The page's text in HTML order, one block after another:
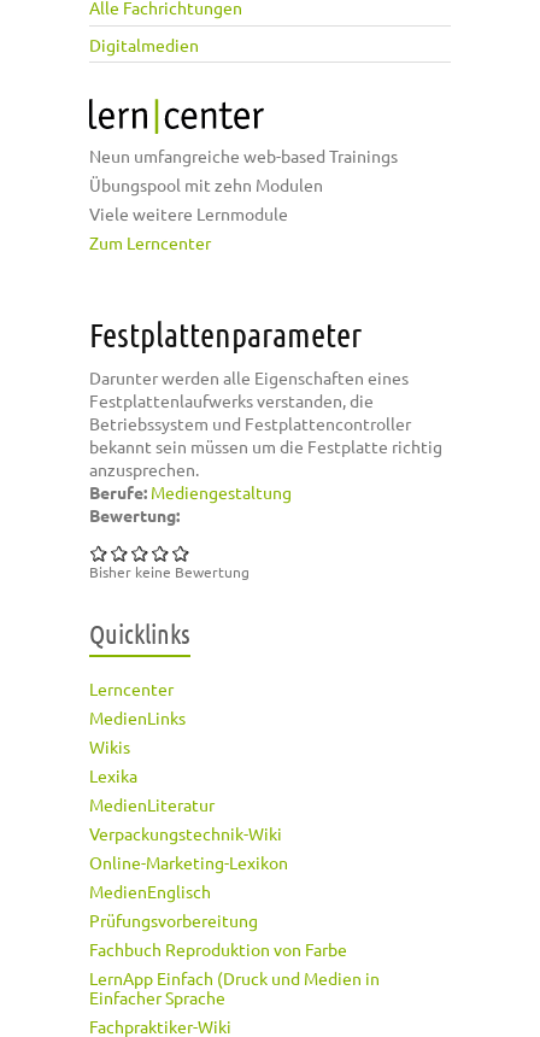
Alle Fachrichtungen
Digitalmedien
Neun umfangreiche web-based Trainings
Übungspool mit zehn Modulen
Viele weitere Lernmodule
Zum Lerncenter
Festplattenparameter
Darunter werden alle Eigenschaften eines
Festplattenlaufwerks verstanden, die
Betriebssystem und Festplattencontroller
bekannt sein müssen um die Festplatte richtig
anzusprechen.
Berufe: Mediengestaltung
Bewertung:
Bisher keine Bewertung
Quicklinks
Lerncenter
MedienLinks
Wikis
Lexika
MedienLiteratur
Verpackungstechnik-Wiki
Online-Marketing-Lexikon
MedienEnglisch
Prüfungsvorbereitung
Fachbuch Reproduktion von Farbe
LernApp Einfach (Druck und Medien in
Einfacher Sprache
Fachpraktiker-Wiki